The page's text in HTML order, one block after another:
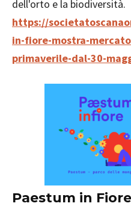
dell'orto e la biodiversità.
https://
in-fiore-mostra-
primaverile-dal-30-
Paestum in Fiore